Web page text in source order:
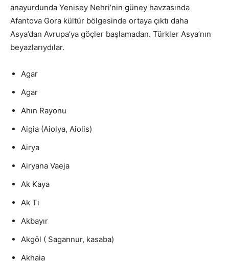
anayurdunda Yenisey Nehri’nin güney havzasında
Afantova Gora kültür bölgesinde ortaya çıktı daha
Asya’dan Avrupa’ya göçler başlamadan. Türkler Asya’nın
beyazlarıydılar.
Agar
Agar
Ahın Rayonu
Aigia (Aiolya, Aiolis)
Airya
Airyana Vaeja
Ak Kaya
Ak Ti
Akbayır
Akgöl ( Sagannur, kasaba)
Akhaia